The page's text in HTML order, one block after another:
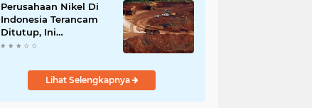
Perusahaan Nikel Di
Indonesia Terancam
Ditutup, Ini
Pernyataan Luhut
Lihat Selengkapnya